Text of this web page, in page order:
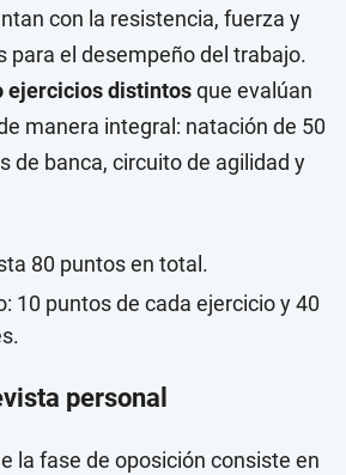
con la resistencia, fuerza y
para el desempeño del trabajo.
ejercicios distintosque evalúan
manera integral: natación de 50
de banca, circuito de agilidad y
80 puntos en total.
10 puntos de cada ejercicio y 40
personal
la fase de oposición consiste en